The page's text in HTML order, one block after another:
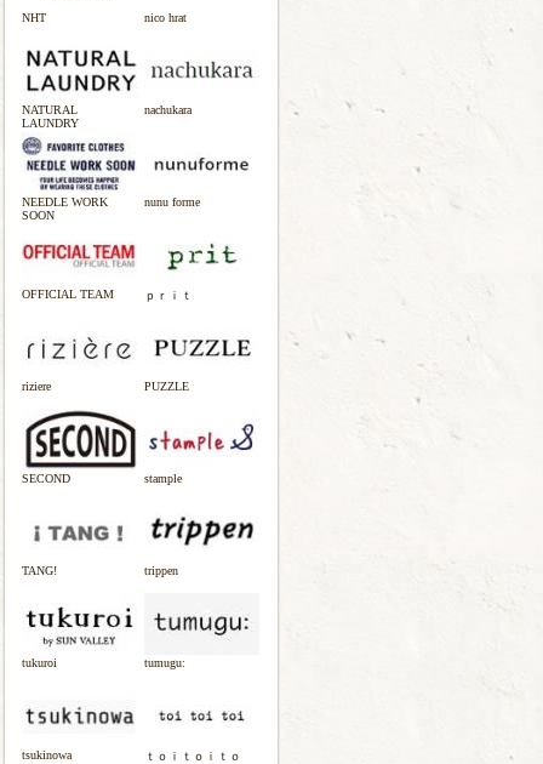
NHT nico hrat
NATURAL
LAUNDRY
nachukara
NEEDLE WORK
SOON
nunu forme
OFFICIAL TEAM ｐｒｉｔ
riziere PUZZLE
SECOND stample
TANG! trippen
tukuroi tumugu:
tsukinowa
ｔｏｉｔｏｉｔｏ